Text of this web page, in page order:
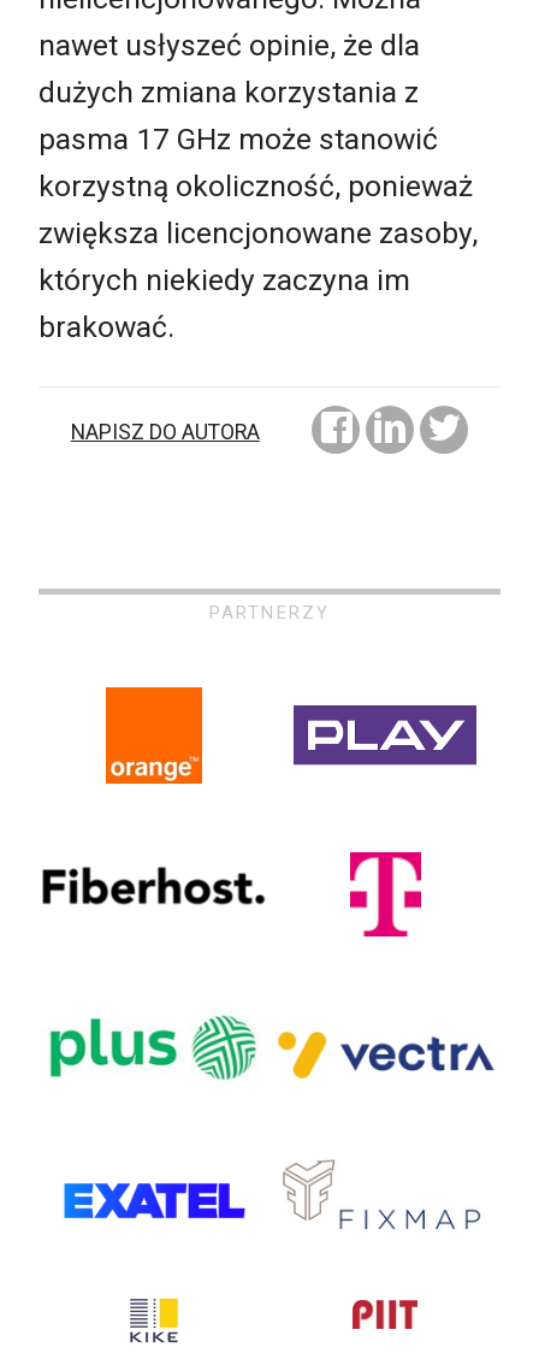
nawet usłyszeć opinie, że dla
dużych zmiana korzystania z
pasma 17 GHz może stanowić
korzystną okoliczność, ponieważ
zwiększa licencjonowane zasoby,
których niekiedy zaczyna im
brakować.
NAPISZ DO AUTORA
PARTNERZY